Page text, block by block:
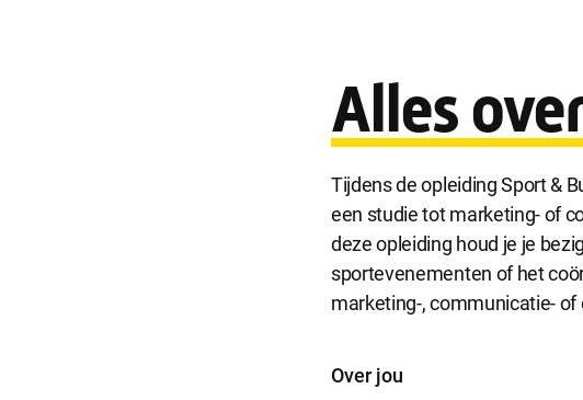
Functionele cookies
website goed functioneert.
Analytische cookies
Analytische cookies geven
kunnen wij deze website
zoals Facebook en Google.
Alles
Tijdens de opleiding Sport &
een studie tot marketing- of
deze opleiding houd je je
sportevenementen of het
marketing-, communicatie-
Over jou